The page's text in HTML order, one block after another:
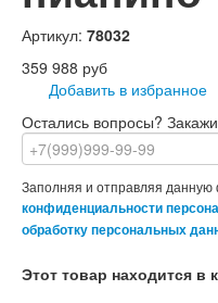
Артикул: 78032
359 988 руб
Добавить в избранное
Остались вопросы?
Заполняя и отправляя
конфиденциальности
обработку персональных
Этот товар находится в